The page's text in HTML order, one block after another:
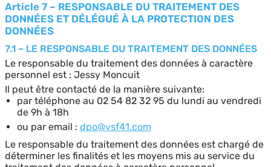
Article 7 – RESPONSABLE DU TRAITEMENT DES
DONNÉES ET DÉLÉGUÉ À LA PROTECTION DES
DONNÉES
7.1 – LE RESPONSABLE DU TRAITEMENT DES DONNÉES
Le responsable du traitement des données à caractère
personnel est : Jessy Moncuit
Il peut être contacté de la manière suivante:
par téléphone au 02 54 82 32 95 du lundi au vendredi
de 9h à 18h
ou par email : dpo@vsf41.com
Le responsable du traitement des données est chargé de
déterminer les finalités et les moyens mis au service du